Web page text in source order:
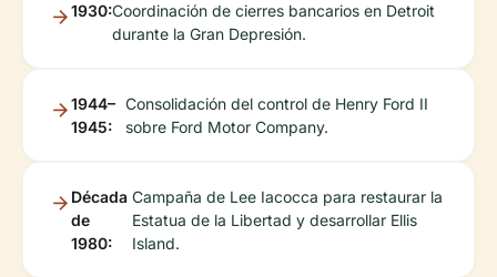
1930:Coordinación de cierres bancarios en Detroit
durante la Gran Depresión.
1944–
1945:
Consolidación del control de Henry Ford II
sobre Ford Motor Company.
Década
de
1980:
Campaña de Lee Iacocca para restaurar la
Estatua de la Libertad y desarrollar Ellis
Island.